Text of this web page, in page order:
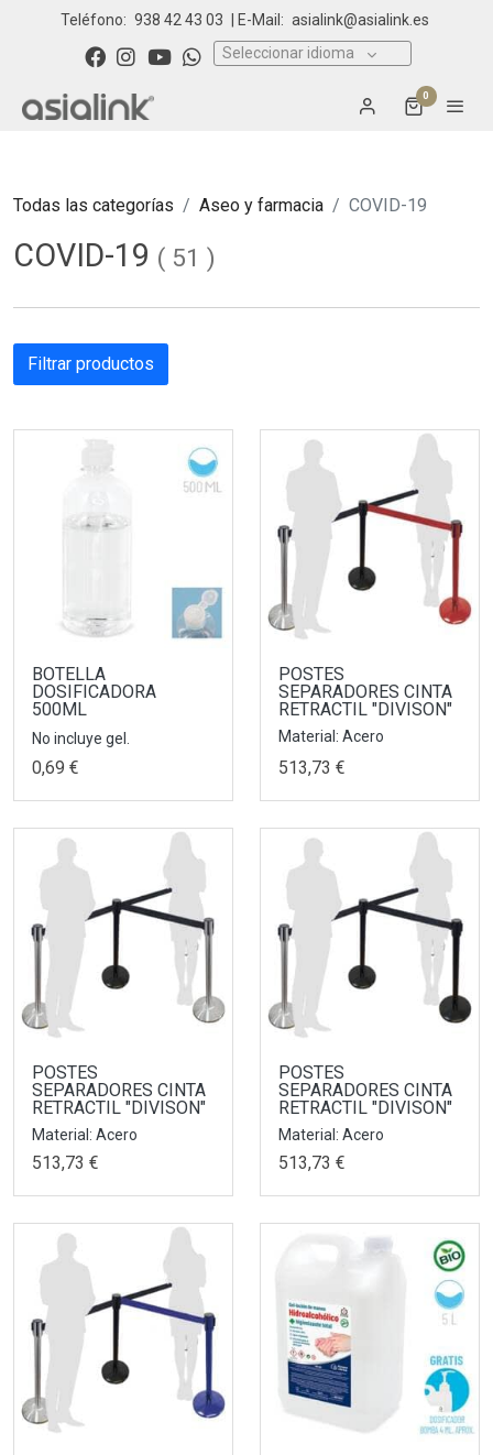
Teléfono: 938 42 43 03 | E-Mail: asialink@asialink.es
Seleccionar idioma
0
Todas las categorías Aseo y farmacia COVID-19
COVID-19 ( 51 )
Filtrar productos
BOTELLA
DOSIFICADORA
500ML
No incluye gel.
0,69 €
POSTES
SEPARADORES CINTA
RETRACTIL "DIVISON"
Material: Acero
513,73 €
POSTES
SEPARADORES CINTA
RETRACTIL "DIVISON"
Material: Acero
513,73 €
POSTES
SEPARADORES CINTA
RETRACTIL "DIVISON"
Material: Acero
513,73 €